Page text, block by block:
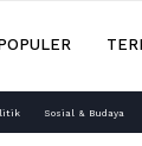
Sosial & Budaya